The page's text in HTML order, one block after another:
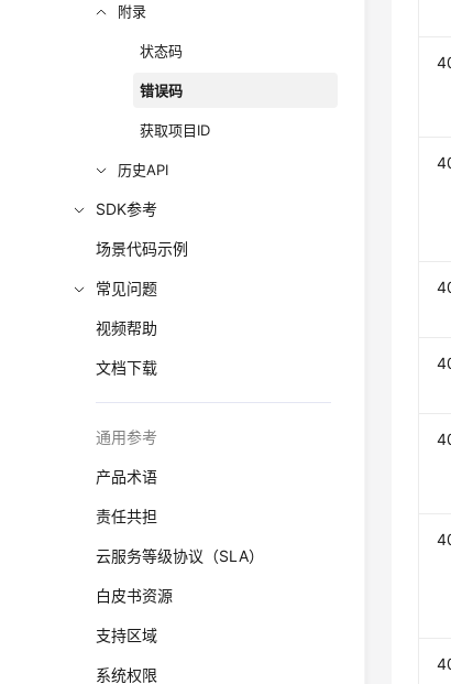
附录
状态码
错误码
获取项目ID
历史API
SDK参考
场景代码示例
常见问题
视频帮助
文档下载
通用参考
产品术语
责任共担
云服务等级协议（SLA）
白皮书资源
支持区域
系统权限